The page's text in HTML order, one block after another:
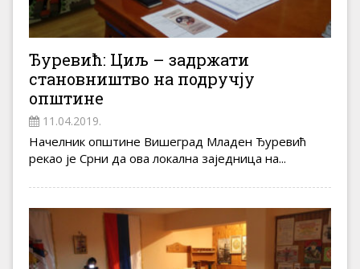
Ђуревић: Циљ – задржати
становништво на подручју
општине
11.04.2019.
Начелник општине Вишеград Младен Ђуревић
рекао је Срни да ова локална заједница на...